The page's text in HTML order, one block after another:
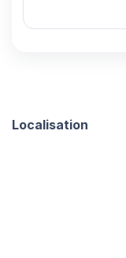
Localisation